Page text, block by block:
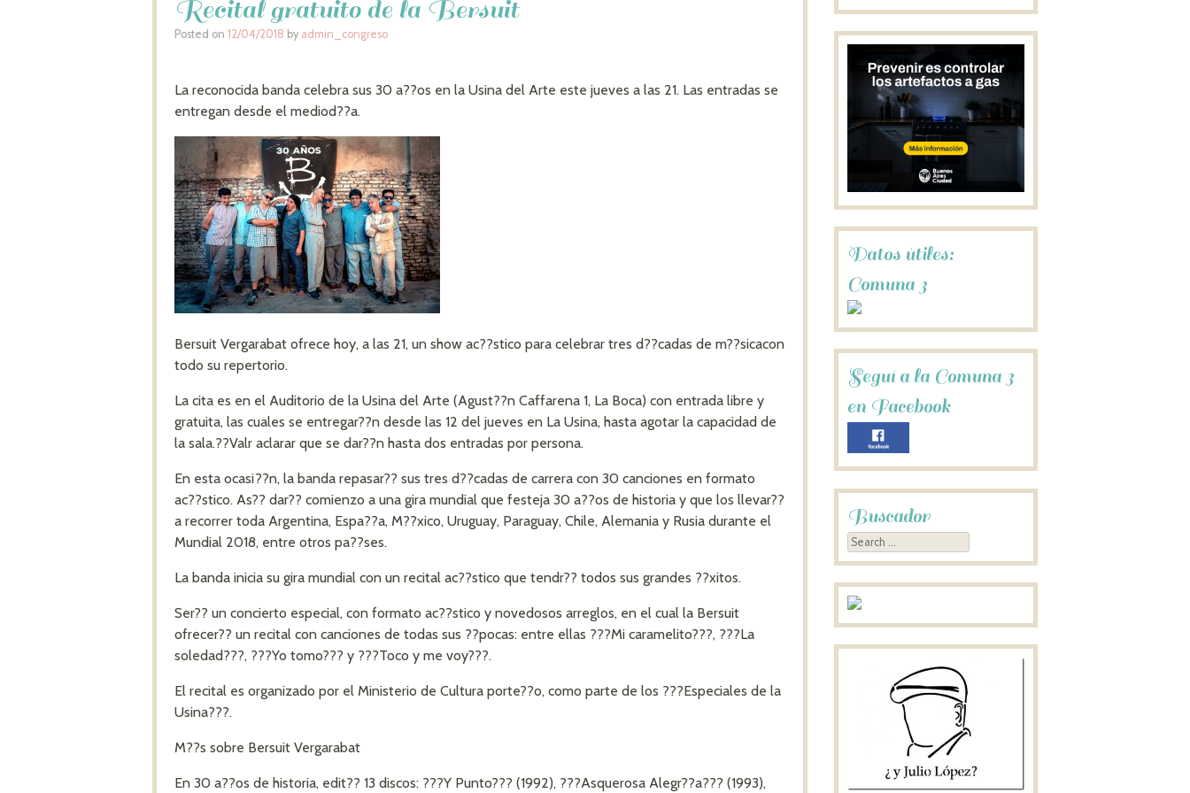
Recital gratuito de la Bersuit
Posted on 12/04/2018 by admin_congreso
La reconocida banda celebra sus 30 a??os en la Usina del Arte este jueves a las 21. Las entradas se
entregan desde el mediod??a.
Bersuit Vergarabat ofrece hoy, a las 21, un show ac??stico para celebrar tres d??cadas de m??sicacon
todo su repertorio.
La cita es en el Auditorio de la Usina del Arte (Agust??n Caffarena 1, La Boca) con entrada libre y
gratuita, las cuales se entregar??n desde las 12 del jueves en La Usina, hasta agotar la capacidad de
la sala.??Valr aclarar que se dar??n hasta dos entradas por persona.
En esta ocasi??n, la banda repasar?? sus tres d??cadas de carrera con 30 canciones en formato
ac??stico. As?? dar?? comienzo a una gira mundial que festeja 30 a??os de historia y que los llevar??
a recorrer toda Argentina, Espa??a, M??xico, Uruguay, Paraguay, Chile, Alemania y Rusia durante el
Mundial 2018, entre otros pa??ses.
La banda inicia su gira mundial con un recital ac??stico que tendr?? todos sus grandes ??xitos.
Ser?? un concierto especial, con formato ac??stico y novedosos arreglos, en el cual la Bersuit
ofrecer?? un recital con canciones de todas sus ??pocas: entre ellas ???Mi caramelito???, ???La
soledad???, ???Yo tomo??? y ???Toco y me voy???.
El recital es organizado por el Ministerio de Cultura porte??o, como parte de los ???Especiales de la
Usina???.
M??s sobre Bersuit Vergarabat
En 30 a??os de historia, edit?? 13 discos: ???Y Punto??? (1992), ???Asquerosa Alegr??a??? (1993),
Datos útiles:
Comuna 3
Seguí a la Comuna 3
en Facebook
Buscador
Search